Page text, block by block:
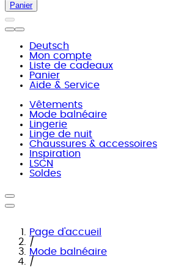
Panier
Deutsch
Mon compte
Liste de cadeaux
Panier
Aide & Service
Vêtements
Mode balnéaire
Lingerie
Linge de nuit
Chaussures & accessoires
Inspiration
LSCN
Soldes
Page d'accueil
/
Mode balnéaire
/